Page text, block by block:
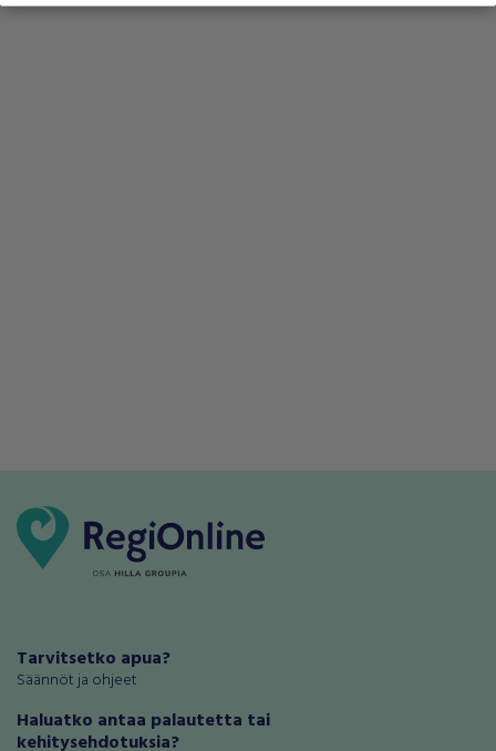
Tarvitsetko apua?
Säännöt ja ohjeet
Haluatko antaa palautetta tai
kehitysehdotuksia?